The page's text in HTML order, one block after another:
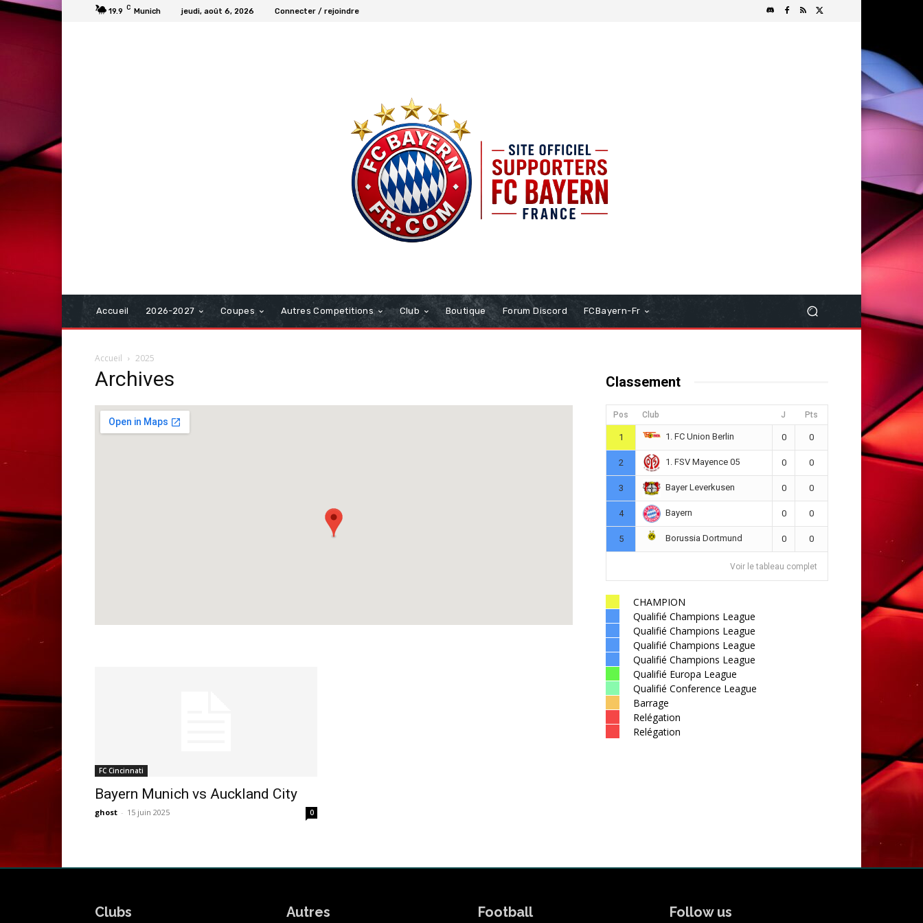
19.9 C Munich jeudi, août 6, 2026 Connecter / rejoindre
Accueil 2026-2027 Coupes Autres Competitions Club Boutique Forum Discord FCBayern-Fr
Accueil 2025
Archives
FC Cincinnati
Bayern Munich vs Auckland City
ghost - 15 juin 2025 0
Classement
Pos Club J Pts
1 1. FC Union Berlin 0 0
2 1. FSV Mayence 05 0 0
3 Bayer Leverkusen 0 0
4 Bayern 0 0
5 Borussia Dortmund 0 0
Voir le tableau complet
CHAMPION
Qualifié Champions League
Qualifié Champions League
Qualifié Champions League
Qualifié Champions League
Qualifié Europa League
Qualifié Conference League
Barrage
Relégation
Relégation
Clubs Autres Football Follow us